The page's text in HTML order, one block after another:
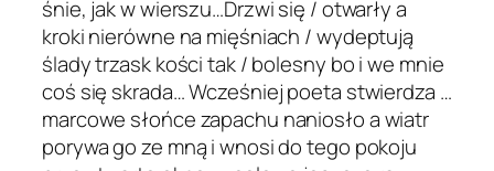
śnie, jak w wierszu…Drzwi się / otwarły a
kroki nierówne na mięśniach / wydeptują
ślady trzask kości tak / bolesny bo i we mnie
coś się skrada… Wcześniej poeta stwierdza …
marcowe słońce zapachu naniosło a wiatr
porywa go ze mną i wnosi do tego pokoju